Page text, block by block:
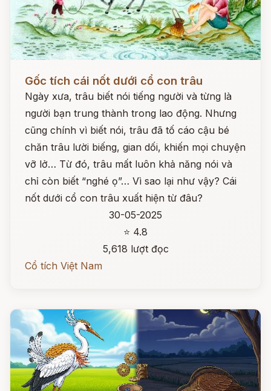
Đọc ngay
Gốc tích cái nốt dưới cổ con trâu
Ngày xưa, trâu biết nói tiếng người và từng là
người bạn trung thành trong lao động. Nhưng
cũng chính vì biết nói, trâu đã tố cáo cậu bé
chăn trâu lười biếng, gian dối, khiến mọi chuyện
vỡ lở… Từ đó, trâu mất luôn khả năng nói và
chỉ còn biết “nghé ọ”… Vì sao lại như vậy? Cái
nốt dưới cổ con trâu xuất hiện từ đâu?
30-05-2025
⭐ 4.8
5,618 lượt đọc
Cổ tích Việt Nam